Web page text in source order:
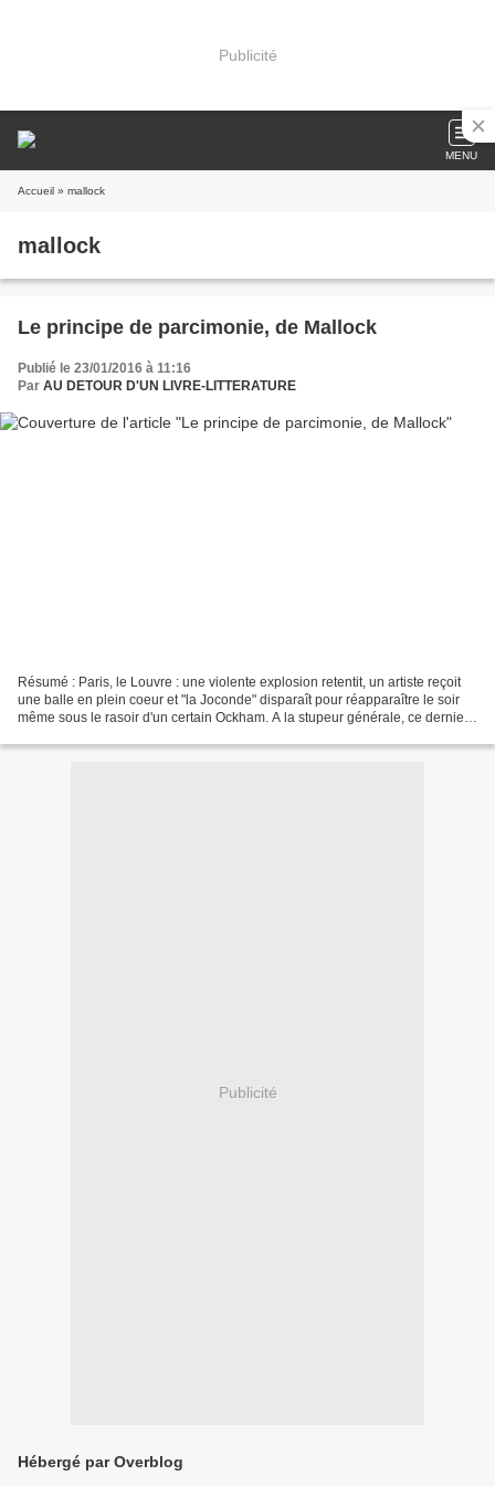
Publicité
MENU
Accueil » mallock
mallock
Le principe de parcimonie, de Mallock
Publié le 23/01/2016 à 11:16
Par AU DETOUR D'UN LIVRE-LITTERATURE
Résumé : Paris, le Louvre : une violente explosion retentit, un artiste reçoit
une balle en plein coeur et "la Joconde" disparaît pour réapparaître le soir
même sous le rasoir d'un certain Ockham. A la stupeur générale, ce dernier
Publicité
Hébergé par Overblog